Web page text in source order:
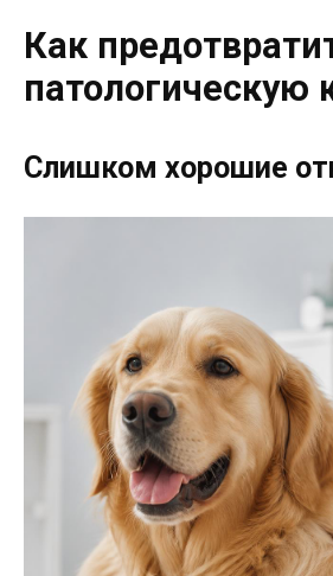
Как
патологическую
Слишком хорошие